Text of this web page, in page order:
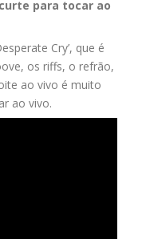
para tocar ao
Cry’, que é
os riffs, o refrão,
ao vivo é muito
ao vivo.